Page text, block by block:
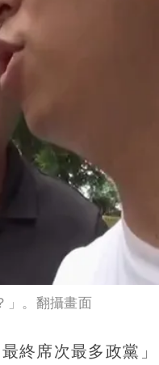
」。翻攝畫面
終席次最多政黨